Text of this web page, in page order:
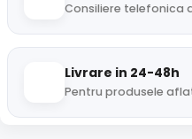
Consiliere telefonica
Livrare in 24-48h
Pentru produsele